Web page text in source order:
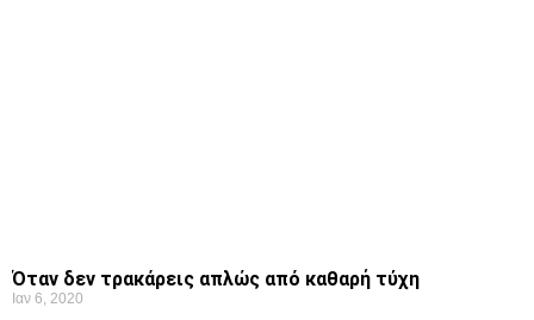
Όταν δεν τρακάρεις απλώς από καθαρή τύχη
Ιαν 6, 2020